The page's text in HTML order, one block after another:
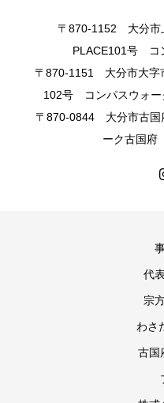
〒870-1152 大分市
PLACE101号 コ
〒870-1151 大分市大字
102号 コンパスウォ
〒870‐0844 大分市古
ーク古国
代
宗
わさ
古国